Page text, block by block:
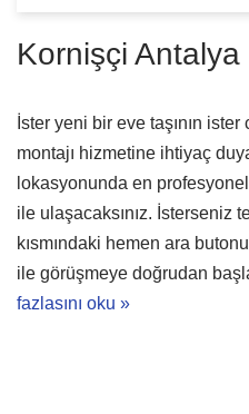
Kornişçi Antalya
İster yeni bir eve taşının
montajı hizmetine ihtiyaç
lokasyonunda en profesyonel
ile ulaşacaksınız. İsterseniz
kısmındaki hemen ara
ile görüşmeye doğrudan
fazlasını oku »